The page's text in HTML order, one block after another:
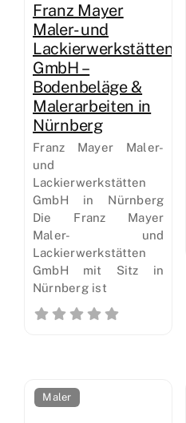
Franz Mayer
Maler- und
Lackierwerkstätten
GmbH –
Bodenbeläge &
Malerarbeiten in
Nürnberg
Franz Mayer Maler-
und
Lackierwerkstätten
GmbH in Nürnberg
Die Franz Mayer
Maler- und
Lackierwerkstätten
GmbH mit Sitz in
Nürnberg ist
Maler